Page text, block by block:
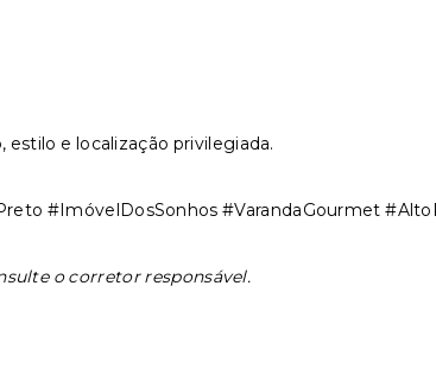
e localização privilegiada.
#ImóvelDosSonhos #VarandaGourmet
o corretor responsável.